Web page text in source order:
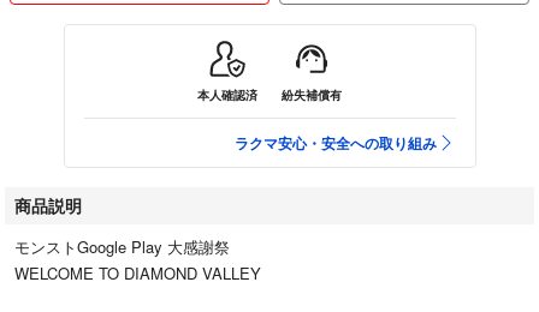
本人確認済 紛失補償有
ラクマ安心・安全への取り組み
商品説明
モンストGoogle Play 大感謝祭
WELCOME TO DIAMOND VALLEY